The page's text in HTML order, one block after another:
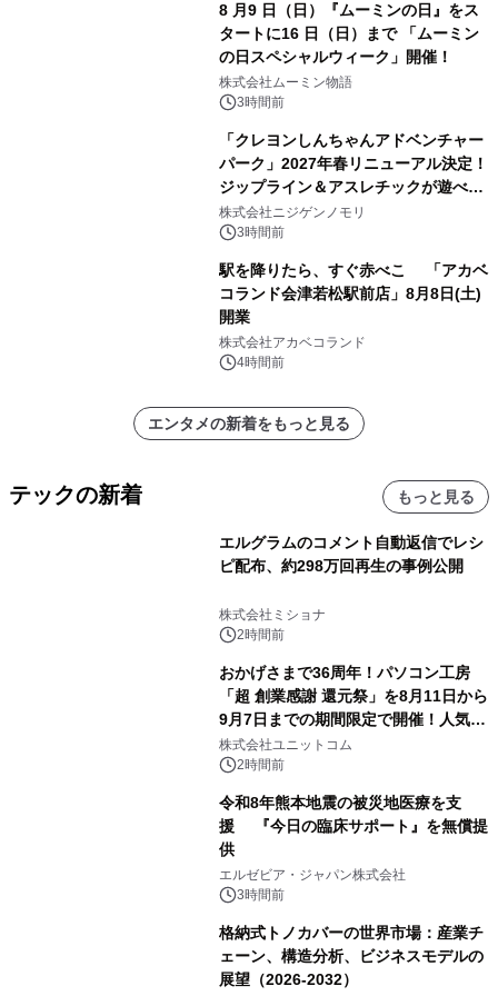
8 月9 日（日）『ムーミンの日』をス
タートに16 日（日）まで 「ムーミン
の日スペシャルウィーク」開催！
株式会社ムーミン物語
3時間前
「クレヨンしんちゃんアドベンチャー
パーク」2027年春リニューアル決定！
ジップライン＆アスレチックが遊べる
のは今年が最後！ 「ラスト！ドキがム
ネムネ～大作戦！」始動
株式会社ニジゲンノモリ
3時間前
駅を降りたら、すぐ赤べこ 「アカベ
コランド会津若松駅前店」8月8日(土)
開業
株式会社アカベコランド
4時間前
エンタメの新着をもっと見る
テックの新着 もっと見る
エルグラムのコメント自動返信でレシ
ピ配布、約298万回再生の事例公開
株式会社ミショナ
2時間前
おかげさまで36周年！パソコン工房
「超 創業感謝 還元祭」を8月11日から
9月7日までの期間限定で開催！人気の
ゲーミングPCや高性能ノートPCなど
対象iiyama PCのご購入で最大3万円分
相当を還元
株式会社ユニットコム
2時間前
令和8年熊本地震の被災地医療を支
援 『今日の臨床サポート』を無償提
供
エルゼビア・ジャパン株式会社
3時間前
格納式トノカバーの世界市場：産業チ
ェーン、構造分析、ビジネスモデルの
展望（2026-2032）